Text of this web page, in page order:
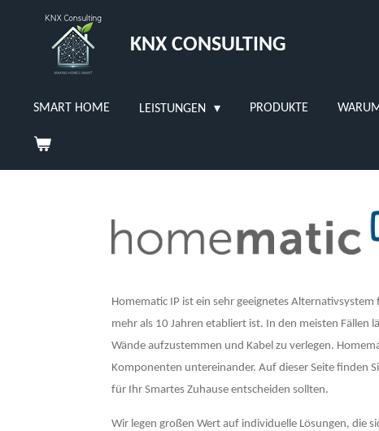
Hauptinhalt
springen
KNX CONSULTING
SMART HOME LEISTUNGEN PRODUKTE
Homematic IP ist ein sehr geeignetes
mehr als 10 Jahren etabliert ist. In den meisten Fällen
Wände aufzustemmen und Kabel zu verlegen.
Komponenten untereinander. Auf dieser Seite finden
für Ihr Smartes Zuhause entscheiden sollten.
Wir legen großen Wert auf individuelle Lösungen, die